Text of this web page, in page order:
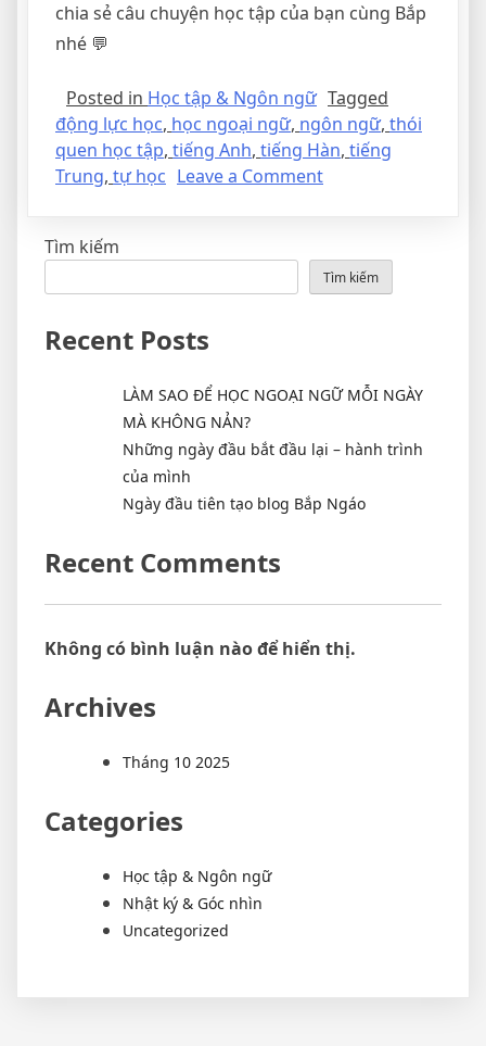
chia sẻ câu chuyện học tập của bạn cùng Bắp
nhé 💬
Posted in Học tập & Ngôn ngữ Tagged
động lực học, học ngoại ngữ, ngôn ngữ, thói
quen học tập, tiếng Anh, tiếng Hàn, tiếng
Trung, tự học Leave a Comment
Tìm kiếm
Tìm kiếm
Recent Posts
LÀM SAO ĐỂ HỌC NGOẠI NGỮ MỖI NGÀY
MÀ KHÔNG NẢN?
Những ngày đầu bắt đầu lại – hành trình
của mình
Ngày đầu tiên tạo blog Bắp Ngáo
Recent Comments
Không có bình luận nào để hiển thị.
Archives
Tháng 10 2025
Categories
Học tập & Ngôn ngữ
Nhật ký & Góc nhìn
Uncategorized